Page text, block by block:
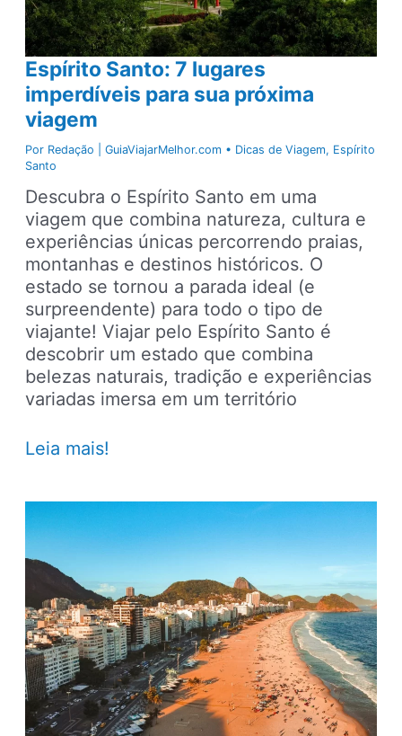
São
Paulo
Espírito Santo: 7 lugares
imperdíveis para sua próxima
viagem
Por Redação | GuiaViajarMelhor.com • Dicas de Viagem, Espírito
Santo
Descubra o Espírito Santo em uma
viagem que combina natureza, cultura e
experiências únicas percorrendo praias,
montanhas e destinos históricos. O
estado se tornou a parada ideal (e
surpreendente) para todo o tipo de
viajante! Viajar pelo Espírito Santo é
descobrir um estado que combina
belezas naturais, tradição e experiências
variadas imersa em um território
Espírito
lugares
imperdíveis
para
próxima
viagem
Leia mais!